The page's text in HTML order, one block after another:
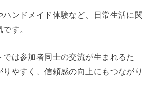
ハンドメイド体験など、日常生活に関
す。
では参加者同士の交流が生まれるた
やすく、信頼感の向上にもつながり